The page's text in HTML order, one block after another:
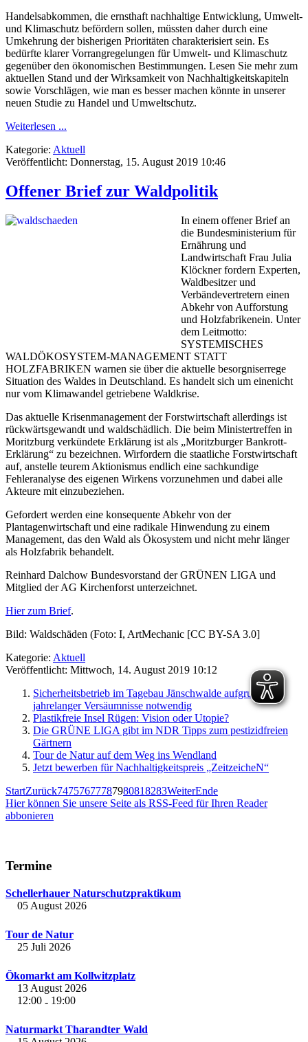
Handelsabkommen, die ernsthaft nachhaltige Entwicklung, Umwelt-
und Klimaschutz befördern sollen, müssten daher durch eine
Umkehrung der bisherigen Prioritäten charakterisiert sein. Es
bedürfte klarer Vorrangregelungen für Umwelt- und Klimaschutz
gegenüber den ökonomischen Bestimmungen. Lesen Sie mehr zum
aktuellen Stand und der Wirksamkeit von Nachhaltigkeitskapiteln
sowie Vorschlägen, wie man es besser machen könnte in unserer
neuen Studie zu Handel und Umweltschutz.
Weiterlesen ...
Kategorie: Aktuell
Veröffentlicht: Donnerstag, 15. August 2019 10:46
Offener Brief zur Waldpolitik
In einem offener Brief an
die Bundesministerium für
Ernährung und
Landwirtschaft Frau Julia
Klöckner fordern Experten,
Waldbesitzer und
Verbändevertretern einen
Abkehr von Aufforstung
und Holzfabrikenein. Unter
dem Leitmotto:
SYSTEMISCHES
WALDÖKOSYSTEM-MANAGEMENT STATT
HOLZFABRIKEN warnen sie über die aktuelle besorgniserrege
Situation des Waldes in Deutschland. Es handelt sich um einenicht
nur vom Klimawandel getriebene Waldkrise.
Das aktuelle Krisenmanagement der Forstwirtschaft allerdings ist
rückwärtsgewandt und waldschädlich. Die beim Ministertreffen in
Moritzburg verkündete Erklärung ist als „Moritzburger Bankrott-
Erklärung“ zu bezeichnen. Wirfordern die staatliche Forstwirtschaft
auf, anstelle teurem Aktionismus endlich eine sachkundige
Fehleranalyse des eigenen Wirkens vorzunehmen und dabei alle
Akteure mit einzubeziehen.
Gefordert werden eine konsequente Abkehr von der
Plantagenwirtschaft und eine radikale Hinwendung zu einem
Management, das den Wald als Ökosystem und nicht mehr länger
als Holzfabrik behandelt.
Reinhard Dalchow Bundesvorstand der GRÜNEN LIGA und
Mitglied der AG Kirchenforst unterzeichnet.
Hier zum Brief.
Bild: Waldschäden (Foto: I, ArtMechanic [CC BY-SA 3.0]
Kategorie: Aktuell
Veröffentlicht: Mittwoch, 14. August 2019 10:12
Sicherheitsbetrieb im Tagebau Jänschwalde aufgrund
jahrelanger Versäumnisse notwendig
Plastikfreie Insel Rügen: Vision oder Utopie?
Die GRÜNE LIGA gibt im NDR Tipps zum pestizidfreien
Gärtnern
Tour de Natur auf dem Weg ins Wendland
Jetzt bewerben für Nachhaltigkeitspreis „ZeitzeicheN“
StartZurück74757677787980818283WeiterEnde
Hier können Sie unsere Seite als RSS-Feed für Ihren Reader
abbonieren
Termine
Schellerhauer Naturschutzpraktikum
05 August 2026
Tour de Natur
25 Juli 2026
Ökomarkt am Kollwitzplatz
13 August 2026
12:00 - 19:00
Naturmarkt Tharandter Wald